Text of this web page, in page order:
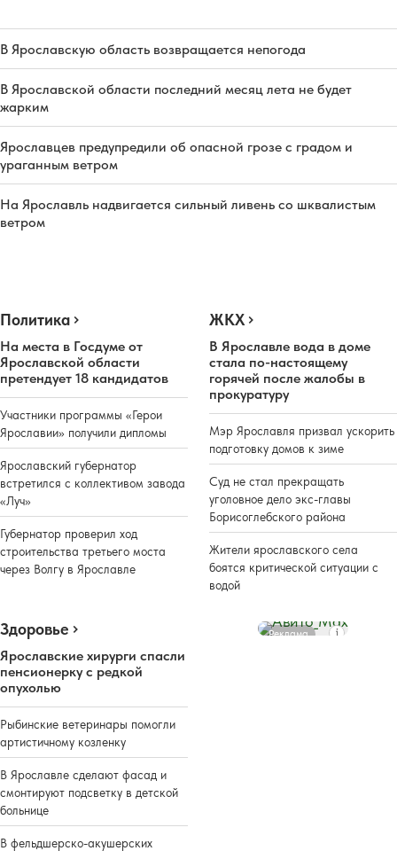
В Ярославскую область возвращается непогода
В Ярославской области последний месяц лета не будет
жарким
Ярославцев предупредили об опасной грозе с градом и
ураганным ветром
На Ярославль надвигается сильный ливень со шквалистым
ветром
Политика
На места в Госдуме от
Ярославской области
претендует 18 кандидатов
Участники программы «Герои
Ярославии» получили дипломы
Ярославский губернатор
встретился с коллективом завода
«Луч»
Губернатор проверил ход
строительства третьего моста
через Волгу в Ярославле
ЖКХ
В Ярославле вода в доме
стала по-настоящему
горячей после жалобы в
прокуратуру
Мэр Ярославля призвал ускорить
подготовку домов к зиме
Суд не стал прекращать
уголовное дело экс-главы
Борисоглебского района
Жители ярославского села
боятся критической ситуации с
водой
Здоровье
Ярославские хирурги спасли
пенсионерку с редкой
опухолью
Рыбинские ветеринары помогли
артистичному козленку
В Ярославле сделают фасад и
смонтируют подсветку в детской
больнице
В фельдшерско-акушерских
Реклама